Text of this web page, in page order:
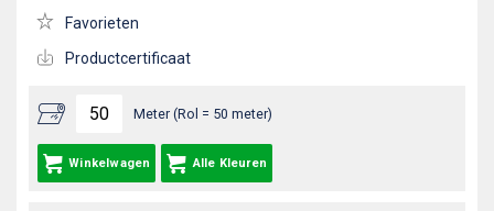
Meter (Rol = 50 meter)
Winkelwagen Alle Kleuren
Favorieten
Productcertificaat